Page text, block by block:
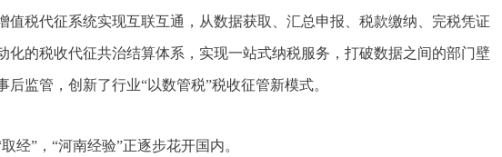
值税代征系统实现互联互通，从数据获取、汇总申报、税款缴纳、完税凭证
的税收代征共治结算体系，实现一站式纳税服务，打破数据之间的部门壁
监管，创新了行业“以数管税”税收征管新模式。
经”，“河南经验”正逐步花开国内。